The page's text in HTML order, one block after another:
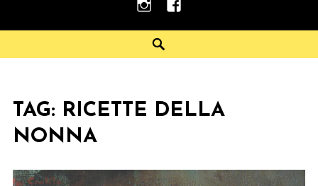
instagramfacebook
TAG: RICETTE DELLA
NONNA